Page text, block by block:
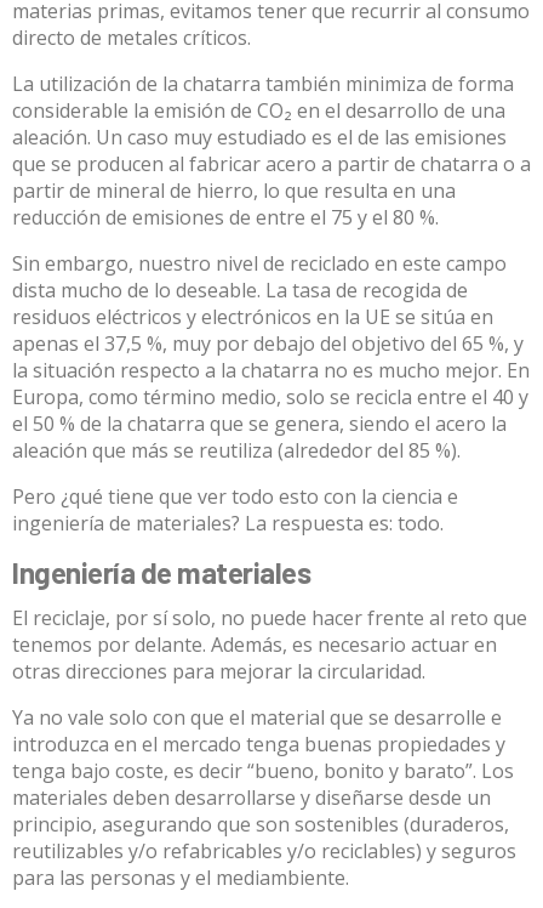
materias primas, evitamos tener que recurrir al consumo
directo de metales críticos.
La utilización de la chatarra también minimiza de forma
considerable la emisión de CO₂ en el desarrollo de una
aleación. Un caso muy estudiado es el de las emisiones
que se producen al fabricar acero a partir de chatarra o a
partir de mineral de hierro, lo que resulta en una
reducción de emisiones de entre el 75 y el 80 %.
Sin embargo, nuestro nivel de reciclado en este campo
dista mucho de lo deseable. La tasa de recogida de
residuos eléctricos y electrónicos en la UE se sitúa en
apenas el 37,5 %, muy por debajo del objetivo del 65 %, y
la situación respecto a la chatarra no es mucho mejor. En
Europa, como término medio, solo se recicla entre el 40 y
el 50 % de la chatarra que se genera, siendo el acero la
aleación que más se reutiliza (alrededor del 85 %).
Pero ¿qué tiene que ver todo esto con la ciencia e
ingeniería de materiales? La respuesta es: todo.
Ingeniería de materiales
El reciclaje, por sí solo, no puede hacer frente al reto que
tenemos por delante. Además, es necesario actuar en
otras direcciones para mejorar la circularidad.
Ya no vale solo con que el material que se desarrolle e
introduzca en el mercado tenga buenas propiedades y
tenga bajo coste, es decir “bueno, bonito y barato”. Los
materiales deben desarrollarse y diseñarse desde un
principio, asegurando que son sostenibles (duraderos,
reutilizables y/o refabricables y/o reciclables) y seguros
para las personas y el mediambiente.